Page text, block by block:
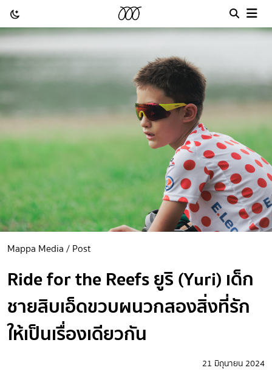
Mappa Media / Post
Ride for the Reefs ยูริ (Yuri) เด็ก
ชายสิบเอ็ดขวบผนวกสองสิ่งที่รัก
ให้เป็นเรื่องเดียวกัน
21 มิถุนายน 2024